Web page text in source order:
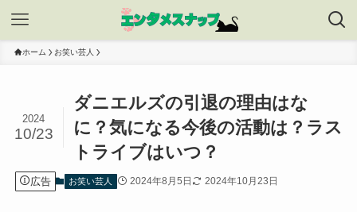
ホーム お笑い芸人
ダニエルズの引退の理由はな
に？気になる今後の活動は？ラス
トライブはいつ？
2024
10/23
広告 お笑い芸人 2024年8月5日 2024年10月23日